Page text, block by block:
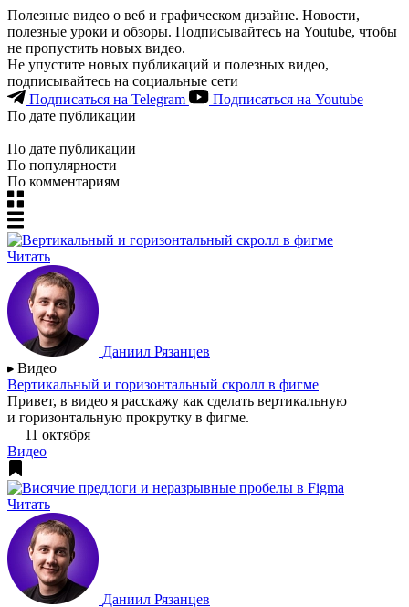
Полезные видео о веб и графическом дизайне. Новости,
полезные уроки и обзоры. Подписывайтесь на Youtube, чтобы
не пропустить новых видео.
Не упустите новых публикаций и полезных видео,
подписывайтесь на социальные сети
Подписаться на Telegram
Подписаться на Youtube
По дате публикации
По дате публикации
По популярности
По комментариям
Читать
Даниил Рязанцев
Видео
Вертикальный и горизонтальный скролл в фигме
Привет, в видео я расскажу как сделать вертикальную
и горизонтальную прокрутку в фигме.
11 октября
Видео
Читать
Даниил Рязанцев